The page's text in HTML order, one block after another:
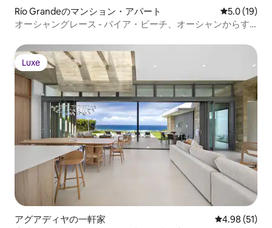
Río Grandeのマンション・アパート レビュー19
5.0 (19)
オーシャングレース - バイア・ビーチ、オーシャンからす
Luxe
Luxe
アグアディヤの一軒家 レビュー51
4.98 (51)